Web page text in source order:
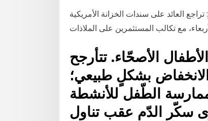
لآجل 10 سنوات يتراجع أدنى 0.7% مباشر: تراجع العائد على سندات الخزانة الأمريكية
الأصحّاء. تتأرجح
بشكلٍ طبيعي؛
الطّفل للأنشطة
سكّر الدّم عقب تناول